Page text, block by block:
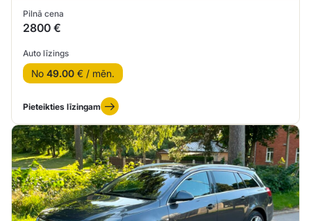
Pilnā cena
2800 €
Auto līzings
No 49.00 € / mēn.
Pieteikties līzingam